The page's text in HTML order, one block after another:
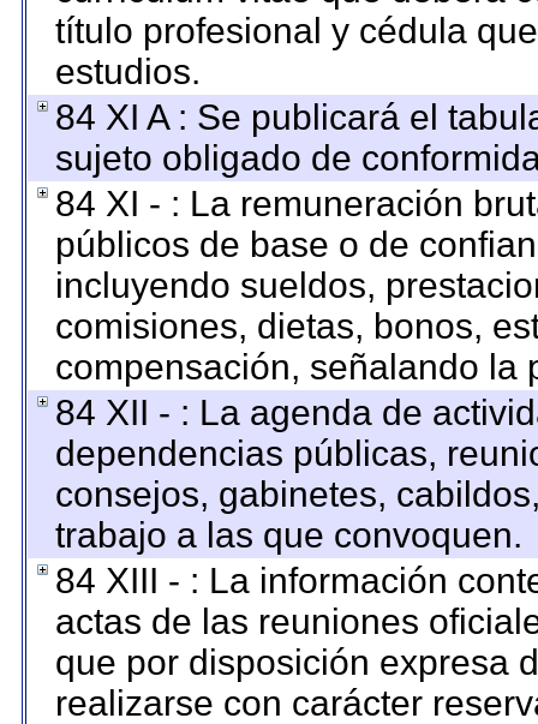
título profesional y cédula
estudios.
84 XI A : Se publicará el
sujeto obligado de
84 XI - : La remuneración
públicos de base o de
incluyendo sueldos,
comisiones, dietas, bonos,
compensación, señalando la
84 XII - : La agenda de
dependencias públicas,
consejos, gabinetes,
trabajo a las que convoquen.
84 XIII - : La información
actas de las reuniones
que por disposición expresa
realizarse con carácter